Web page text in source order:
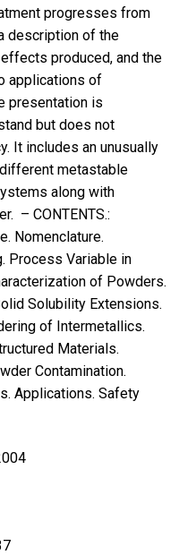
progresses from
description of the
produced, and the
applications of
presentation is
but does not
It includes an unusually
metastable
along with
– CONTENTS.:
Nomenclature.
Process Variable in
of Powders.
Solubility Extensions.
of Intermetallics.
Materials.
Contamination.
Applications. Safety